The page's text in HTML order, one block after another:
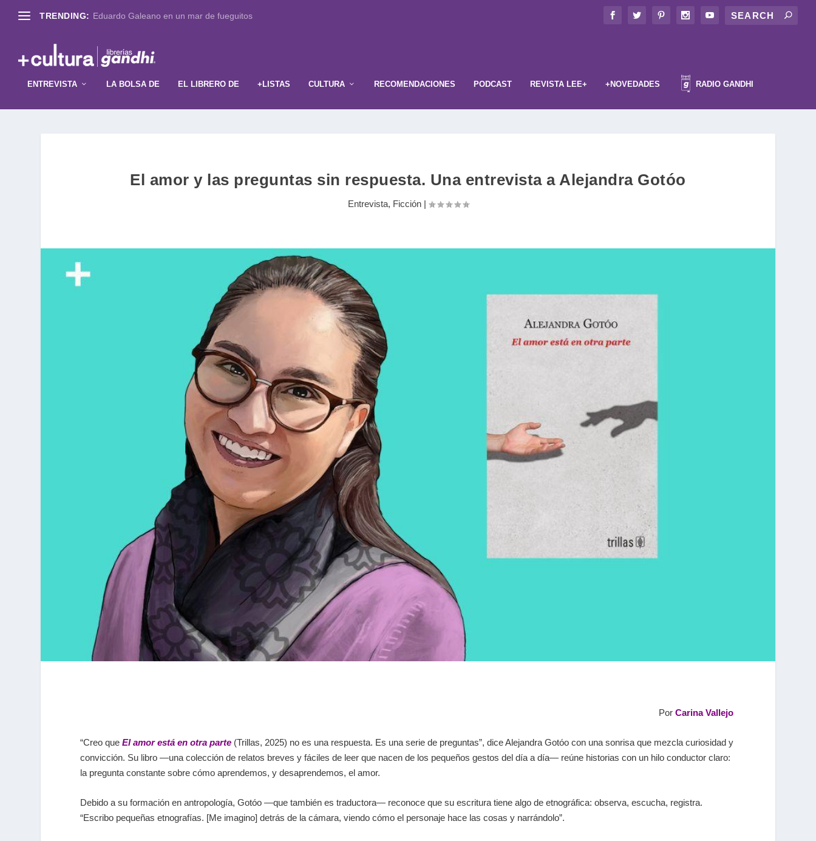
TRENDING: Eduardo Galeano en un mar de fueguitos
ENTREVISTA LA BOLSA DE EL LIBRERO DE +LISTAS CULTURA RECOMENDACIONES PODCAST REVISTA LEE+ +NOVEDADES RADIO GANDHI
El amor y las preguntas sin respuesta. Una entrevista a Alejandra Gotóo
Entrevista, Ficción|
Por Carina Vallejo
“Creo que El amor está en otra parte (Trillas, 2025) no es una respuesta. Es una serie de preguntas”, dice Alejandra Gotóo con una sonrisa que mezcla curiosidad y
convicción. Su libro ―una colección de relatos breves y fáciles de leer que nacen de los pequeños gestos del día a día― reúne historias con un hilo conductor claro:
la pregunta constante sobre cómo aprendemos, y desaprendemos, el amor.
Debido a su formación en antropología, Gotóo ―que también es traductora― reconoce que su escritura tiene algo de etnográfica: observa, escucha, registra.
“Escribo pequeñas etnografías. [Me imagino] detrás de la cámara, viendo cómo el personaje hace las cosas y narrándolo”.